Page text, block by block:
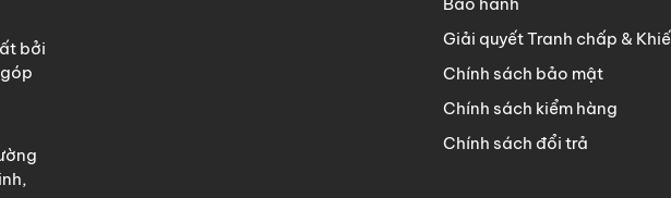
450 6600 (gặp Tuấn Anh) - 036 2639 633 (Quyên)
bởi
Bảo hành
Giải quyết Tranh chấp &
Chính sách bảo mật
Chính sách kiểm hàng
Chính sách đổi trả